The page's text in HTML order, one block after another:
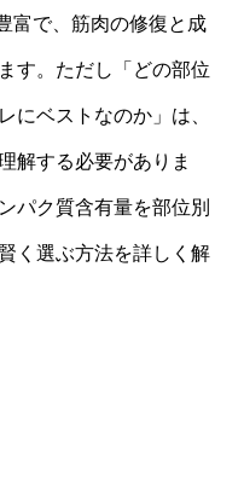
富で、筋肉の修復と成
す。ただし「どの部位
にベストなのか」は、
解する必要がありま
パク質含有量を部位別
く選ぶ方法を詳しく解